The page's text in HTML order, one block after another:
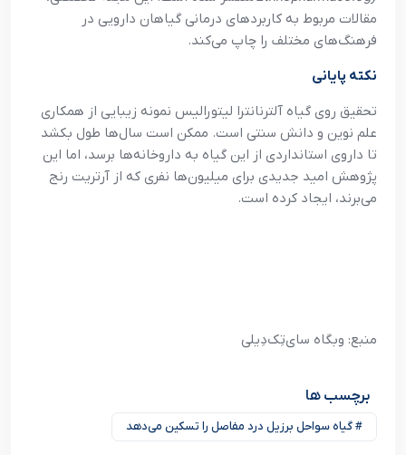
مقالات مربوط به کاربردهای درمانی گیاهان دارویی در
فرهنگ‌های مختلف را چاپ می‌کند.
نکته پایانی
تحقیق روی گیاه آلترنانترا لیتورالیس نمونه زیبایی از همکاری
علم نوین و دانش سنتی است. ممکن است سال‌ها طول بکشد
تا داروی استانداردی از این گیاه به داروخانه‌ها برسد، اما این
پژوهش امید جدیدی برای میلیون‌ها نفری که از آرتریت رنج
می‌برند، ایجاد کرده است.
منبع: وبگاه سای‌تِک‌دِیلی
برچسب ها
# گیاه سواحل برزیل درد مفاصل را تسکین می‌دهد